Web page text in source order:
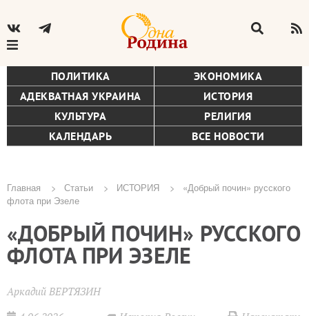
ПОЛИТИКА
ЭКОНОМИКА
АДЕКВАТНАЯ УКРАИНА
ИСТОРИЯ
КУЛЬТУРА
РЕЛИГИЯ
КАЛЕНДАРЬ
ВСЕ НОВОСТИ
Строка
навигации
Главная Статьи ИСТОРИЯ
«Добрый почин» русского
флота при Эзеле
«ДОБРЫЙ ПОЧИН» РУССКОГО
ФЛОТА ПРИ ЭЗЕЛЕ
Аркадий ВЕРТЯЗИН